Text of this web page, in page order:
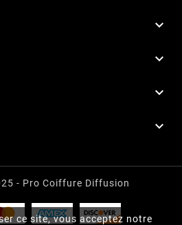
ce site, vous acceptez notre




- Pro Coiffure Diffusion